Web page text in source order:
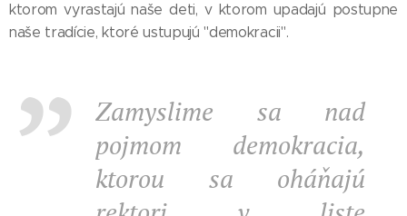
ktorom vyrastajú naše deti, v ktorom upadajú postupne
naše tradície, ktoré ustupujú "demokracii".
Zamyslime sa nad
pojmom demokracia,
ktorou sa oháňajú